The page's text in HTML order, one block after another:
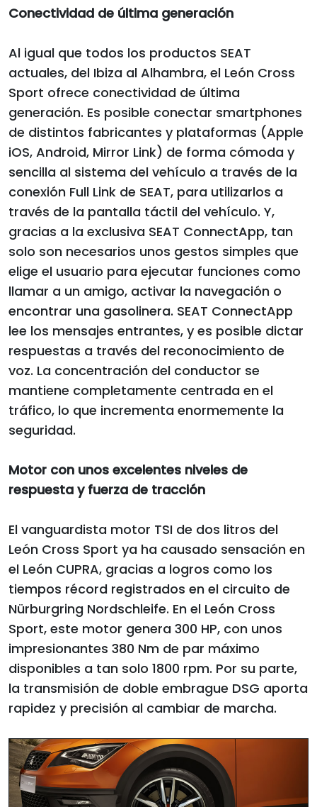
Conectividad de última generación
Al igual que todos los productos SEAT
actuales, del Ibiza al Alhambra, el León Cross
Sport ofrece conectividad de última
generación. Es posible conectar smartphones
de distintos fabricantes y plataformas (Apple
iOS, Android, Mirror Link) de forma cómoda y
sencilla al sistema del vehículo a través de la
conexión Full Link de SEAT, para utilizarlos a
través de la pantalla táctil del vehículo. Y,
gracias a la exclusiva SEAT ConnectApp, tan
solo son necesarios unos gestos simples que
elige el usuario para ejecutar funciones como
llamar a un amigo, activar la navegación o
encontrar una gasolinera. SEAT ConnectApp
lee los mensajes entrantes, y es posible dictar
respuestas a través del reconocimiento de
voz. La concentración del conductor se
mantiene completamente centrada en el
tráfico, lo que incrementa enormemente la
seguridad.
Motor con unos excelentes niveles de
respuesta y fuerza de tracción
El vanguardista motor TSI de dos litros del
León Cross Sport ya ha causado sensación en
el León CUPRA, gracias a logros como los
tiempos récord registrados en el circuito de
Nürburgring Nordschleife. En el León Cross
Sport, este motor genera 300 HP, con unos
impresionantes 380 Nm de par máximo
disponibles a tan solo 1800 rpm. Por su parte,
la transmisión de doble embrague DSG aporta
rapidez y precisión al cambiar de marcha.